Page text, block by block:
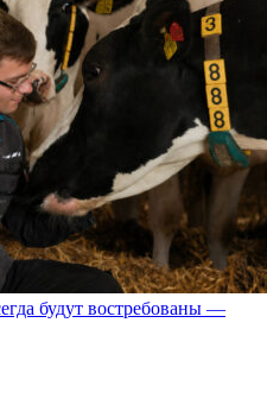
будут востребованы —